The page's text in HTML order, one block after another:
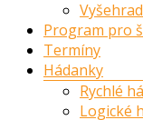
Program pro
Termíny
Hádanky
Rychlé
Logické